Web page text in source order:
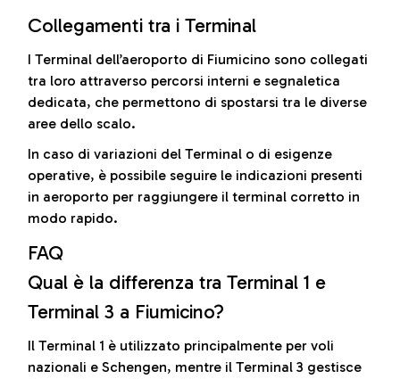
Collegamenti tra i Terminal
I Terminal dell’aeroporto di Fiumicino sono collegati
tra loro attraverso percorsi interni e segnaletica
dedicata, che permettono di spostarsi tra le diverse
aree dello scalo.
In caso di variazioni del Terminal o di esigenze
operative, è possibile seguire le indicazioni presenti
in aeroporto per raggiungere il terminal corretto in
modo rapido.
FAQ
Qual è la differenza tra Terminal 1 e
Terminal 3 a Fiumicino?
Il Terminal 1 è utilizzato principalmente per voli
nazionali e Schengen, mentre il Terminal 3 gestisce